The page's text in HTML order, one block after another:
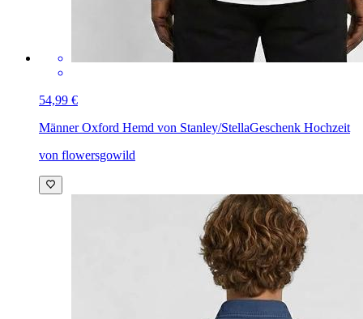
54,99 €
Männer Oxford Hemd von Stanley/StellaGeschenk Hochzeit
von flowersgowild